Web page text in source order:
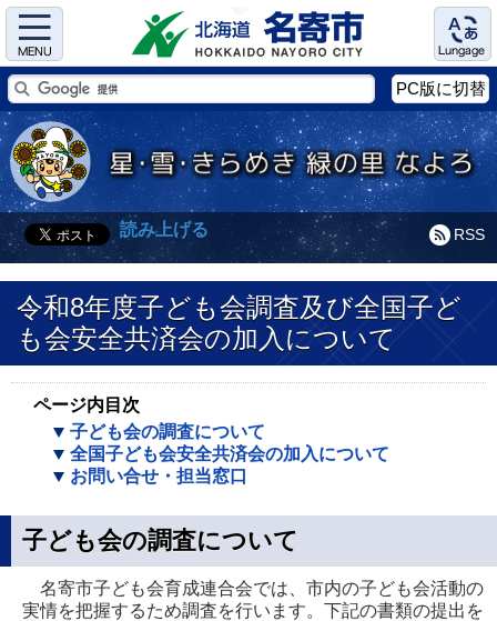
Menu Language
PC版に切替
RSS
読み上げる
令和8年度子ども会調査及び全国子ど
も会安全共済会の加入について
ページ内目次
子ども会の調査について
全国子ども会安全共済会の加入について
お問い合せ・担当窓口
子ども会の調査について
名寄市子ども会育成連合会では、市内の子ども会活動の
実情を把握するため調査を行います。下記の書類の提出を